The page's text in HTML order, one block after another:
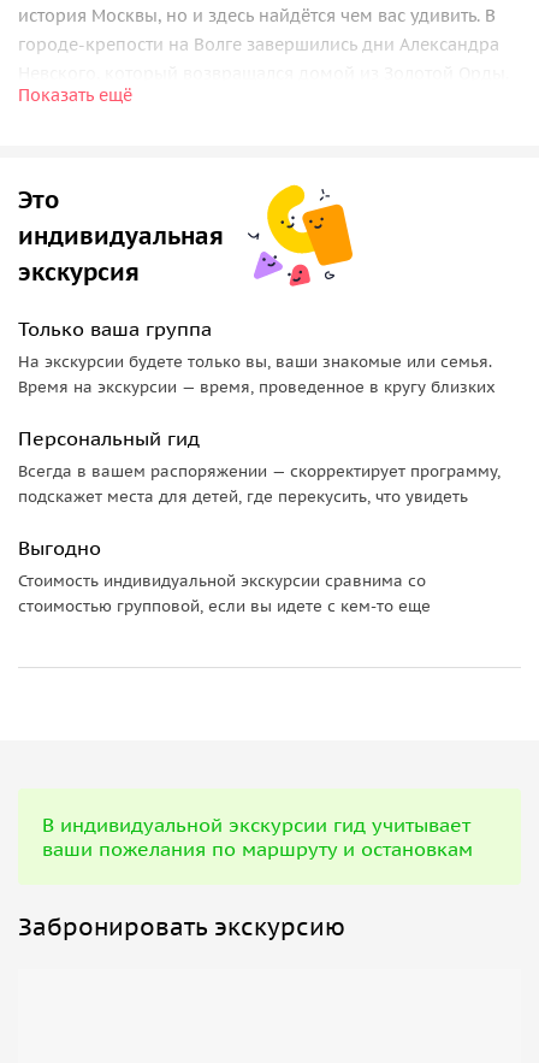
история Москвы, но и здесь найдётся чем вас удивить. В
городе-крепости на Волге завершились дни Александра
Столетие спустя Городец стал столицей удельного
У вас будет время прогуляться по набережной Волги,
осмотреть крепостные валы и Феодоровский монастырь,
сфотографироваться на набережной Революции с
памятником Александру Невскому. Полюбуемся
старинными усадьбами Лапшиной и домом графини
поговорим о местных умельцах и развитии народных
раскроем секрет ароматной выпечки по старинным
рецептам.
Возможна экскурсия на Фабрику Городецкой
росписи или Строчевышивальную фабрику Золотая
вышивка;
Показать ещё
Это
индивидуальная
экскурсия
Только ваша группа
На экскурсии будете только вы, ваши знакомые или семья.
Время на экскурсии — время, проведенное в кругу близких
Персональный гид
Всегда в вашем распоряжении — скорректирует программу,
подскажет места для детей, где перекусить, что увидеть
Выгодно
Стоимость индивидуальной экскурсии сравнима со
стоимостью групповой, если вы идете с кем-то еще
В индивидуальной экскурсии гид учитывает
ваши пожелания по маршруту и остановкам
Забронировать экскурсию